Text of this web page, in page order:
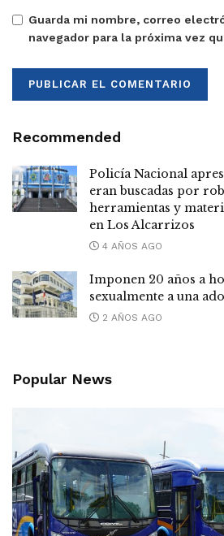
Guarda mi nombre, correo
navegador para la próxima vez
Recommended
Policía Nacional
eran buscadas por
herramientas y
en Los Alcarrizos
4 AÑOS AGO
Imponen 20 años a
sexualmente a una
2 AÑOS AGO
Popular News